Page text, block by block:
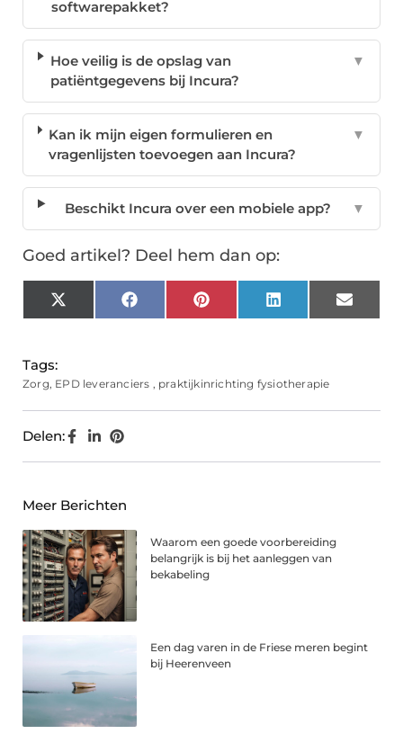
softwarepakket?
Hoe veilig is de opslag van
patiëntgegevens bij Incura?
▼
Kan ik mijn eigen formulieren en
vragenlijsten toevoegen aan Incura?
▼
Beschikt Incura over een mobiele app? ▼
Goed artikel? Deel hem dan op:
X
(Twitter)
FacebookPinterest LinkedIn Email
Tags:
Zorg, EPD leveranciers , praktijkinrichting fysiotherapie
Delen:
Meer Berichten
Waarom een goede voorbereiding
belangrijk is bij het aanleggen van
bekabeling
Een dag varen in de Friese meren begint
bij Heerenveen